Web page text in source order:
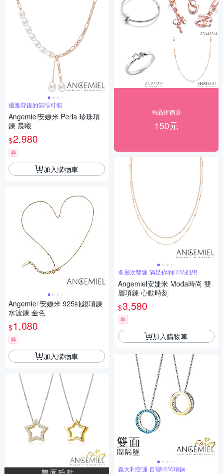
優雅背後的無限可能
Angemiel安婕米 Perla 珍珠項
鍊 晨曦
$2,980
券
加入購物車
Angemiel 安婕米 925純銀項鍊
水波鍊 金色
$1,080
券
加入購物車
商品折價券
150元
多層次雙鍊 滿足你的時尚幻想
Angemiel安婕米 Moda時尚 雙
層項鍊 心動時刻
$3,580
券
加入購物車
義大利空運 百變時尚項鍊